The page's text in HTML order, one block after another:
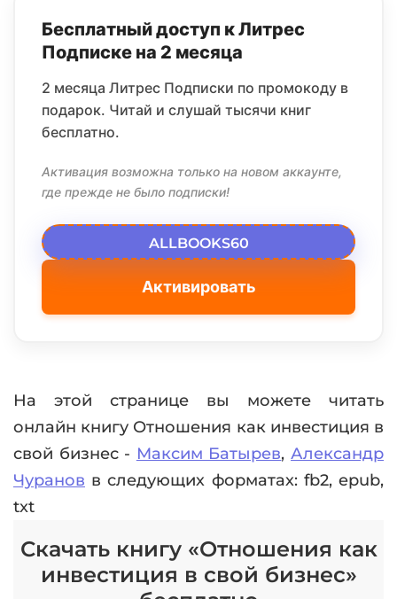
Бесплатный доступ к Литрес
Подписке на 2 месяца
2 месяца Литрес Подписки по промокоду в
подарок. Читай и слушай тысячи книг
бесплатно.
Активация возможна только на новом аккаунте,
где прежде не было подписки!
ALLBOOKS60
Активировать
На этой странице вы можете читать
онлайн книгу Отношения как инвестиция в
свой бизнес - Максим Батырев,Александр
Чуранов в следующих форматах: fb2, epub,
txt
Скачать книгу «Отношения как
инвестиция в свой бизнес»